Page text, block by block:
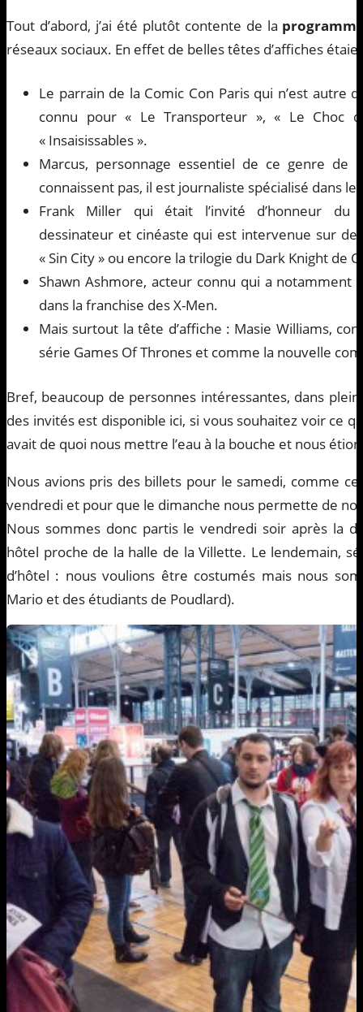
Tout d’abord, j’ai été plutôt contente de la
réseaux sociaux. En effet de belles têtes d’affiches
Le parrain de la Comic Con Paris qui n’est autre
connu pour « Le Transporteur », « Le Choc
« Insaisissables ».
Marcus, personnage essentiel de ce genre de
connaissent pas, il est journaliste spécialisé dans
Frank Miller qui était l’invité d’honneur du
dessinateur et cinéaste qui est intervenue sur
« Sin City » ou encore la trilogie du Dark Knight de
Shawn Ashmore, acteur connu qui a notamment
dans la franchise des X-Men.
Mais surtout la tête d’affiche : Masie Williams,
série Games Of Thrones et comme la nouvelle
Bref, beaucoup de personnes intéressantes, dans
des invités est disponible ici, si vous souhaitez voir ce
avait de quoi nous mettre l’eau à la bouche et nous
Nous avions pris des billets pour le samedi, comme
vendredi et pour que le dimanche nous permette de
Nous sommes donc partis le vendredi soir après la
hôtel proche de la halle de la Villette. Le lendemain,
d’hôtel : nous voulions être costumés mais nous
Mario et des étudiants de Poudlard).